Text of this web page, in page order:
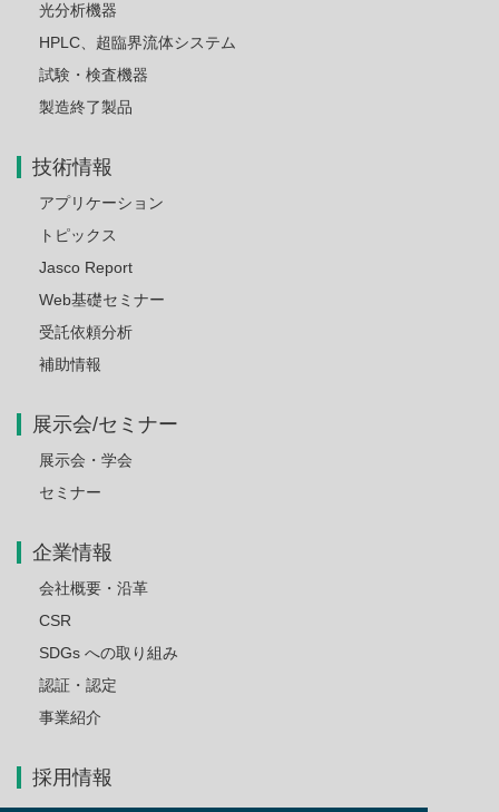
光分析機器
HPLC、超臨界流体システム
試験・検査機器
製造終了製品
技術情報
アプリケーション
トピックス
Jasco Report
Web基礎セミナー
受託依頼分析
補助情報
展示会/セミナー
展示会・学会
セミナー
企業情報
会社概要・沿革
CSR
SDGs への取り組み
認証・認定
事業紹介
採用情報